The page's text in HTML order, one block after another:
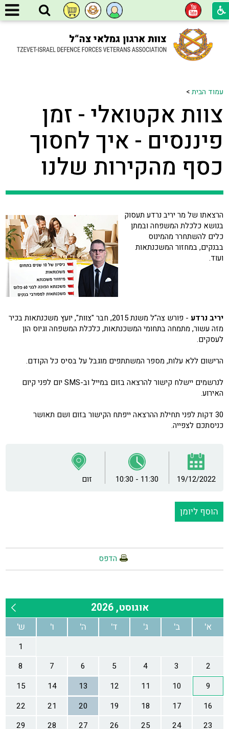
עמוד הבית>
צוות אקטואלי - זמן
פיננסים - איך לחסוך
כסף מהקירות שלנו
הרצאתו של מר יריב נרדע תעסוק
בנושא כלכלת המשפחה ובמתן
כלים להשתחרר מהמינוס
בבנקים, במחזור המשכנתאות
ועוד.
יריב נרדע
- פורש צה"ל משנת 2015, חבר "צוות", יועץ משכנתאות בכיר
מזה עשור, מתמחה בתחומי המשכנתאות, כלכלת המשפחה וגיוס הון
לעסקים.
הרישום ללא עלות, מספר המשתתפים מוגבל על בסיס כל הקודם.
לנרשמים יישלח קישור להרצאה בזום במייל וב-SMS יום לפני קיום
האירוע.
30 דקות לפני תחילת ההרצאה ייפתח הקישור בזום ושם תאושר
כניסתכם לצפייה.
19/12/2022
10:30 - 11:30 זום
הוסף ליומן
הדפס